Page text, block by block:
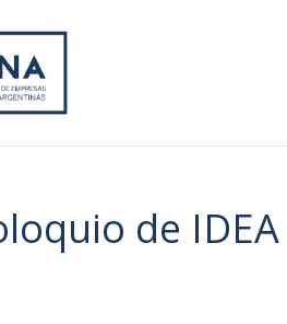
de